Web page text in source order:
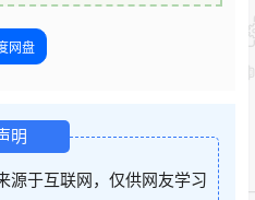
网盘
明
源于互联网，仅供网友学习